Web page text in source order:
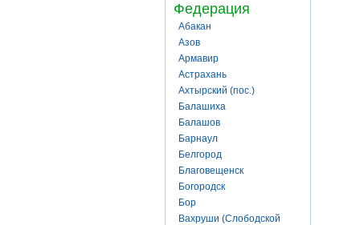
Федерация
Абакан
Азов
Армавир
Астрахань
Ахтырский (пос.)
Балашиха
Балашов
Барнаул
Белгород
Благовещенск
Богородск
Бор
Вахруши (Слободской